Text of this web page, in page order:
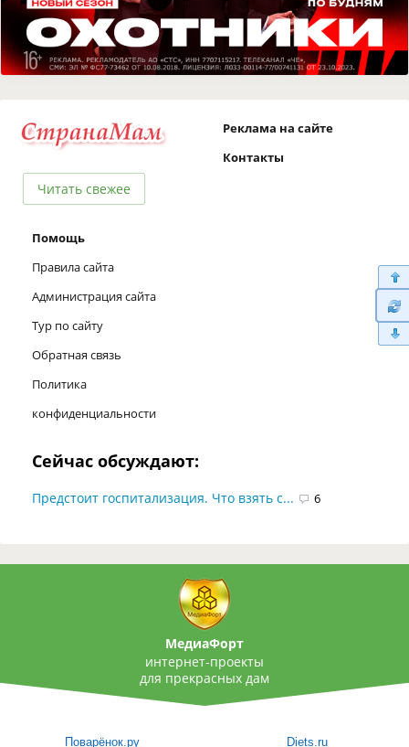
Читать свежее
Реклама на сайте
Контакты
Помощь
Правила сайта
Администрация сайта
Тур по сайту
Обратная связь
Политика
конфиденциальности
Сейчас обсуждают:
Предстоит госпитализация. Что взять с... 6
МедиаФорт
интернет-проекты
для прекрасных дам
Поварёнок.ру Diets.ru